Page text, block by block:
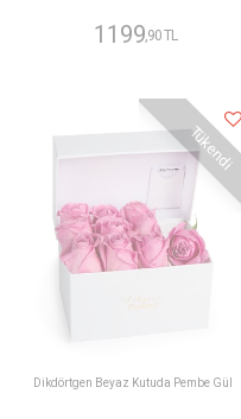
1199,90 TL
Tükendi
Dikdörtgen Beyaz Kutuda Pembe Gül